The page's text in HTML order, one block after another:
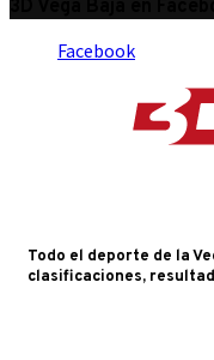
Facebook
Todo el deporte de la
clasificaciones,